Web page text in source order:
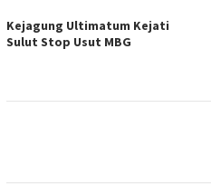
Kejagung Ultimatum Kejati
Sulut Stop Usut MBG